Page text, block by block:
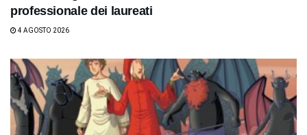
professionale dei laureati
4 AGOSTO 2026